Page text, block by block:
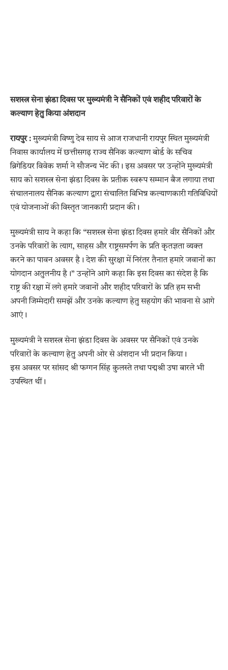
सशस्त्र सेना झंडा दिवस पर मुख्यमंत्री ने सैनिकों एवं शहीद परिवारों के
कल्याण हेतु किया अंशदान
रायपुर :मुख्यमंत्री विष्णु देव साय से आज राजधानी रायपुर स्थित मुख्यमंत्री
निवास कार्यालय में छत्तीसगढ़ राज्य सैनिक कल्याण बोर्ड के सचिव
ब्रिगेडियर विवेक शर्मा ने सौजन्य भेंट की। इस अवसर पर उन्होंने मुख्यमंत्री
साय को सशस्त्र सेना झंडा दिवस के प्रतीक स्वरूप सम्मान बैज लगाया तथा
संचालनालय सैनिक कल्याण द्वारा संचालित विभिन्न कल्याणकारी गतिविधियों
एवं योजनाओं की विस्तृत जानकारी प्रदान की।
मुख्यमंत्री साय ने कहा कि “सशस्त्र सेना झंडा दिवस हमारे वीर सैनिकों और
उनके परिवारों के त्याग, साहस और राष्ट्रसमर्पण के प्रति कृतज्ञता व्यक्त
करने का पावन अवसर है। देश की सुरक्षा में निरंतर तैनात हमारे जवानों का
योगदान अतुलनीय है।” उन्होंने आगे कहा कि इस दिवस का संदेश है कि
राष्ट्र की रक्षा में लगे हमारे जवानों और शहीद परिवारों के प्रति हम सभी
अपनी जिम्मेदारी समझें और उनके कल्याण हेतु सहयोग की भावना से आगे
आएं।
मुख्यमंत्री ने सशस्त्र सेना झंडा दिवस के अवसर पर सैनिकों एवं उनके
परिवारों के कल्याण हेतु अपनी ओर से अंशदान भी प्रदान किया।
इस अवसर पर सांसद श्री फग्गन सिंह कुलस्ते तथा पद्मश्री उषा बारले भी
उपस्थित थीं।